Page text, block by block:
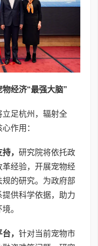
经济“最强大脑”
足杭州，辐射全
作用：
持， 研究院将依托政
经验，开展宠物经
的研究。为政府部
供科学依据，助力
。
台， 针对当前宠物市